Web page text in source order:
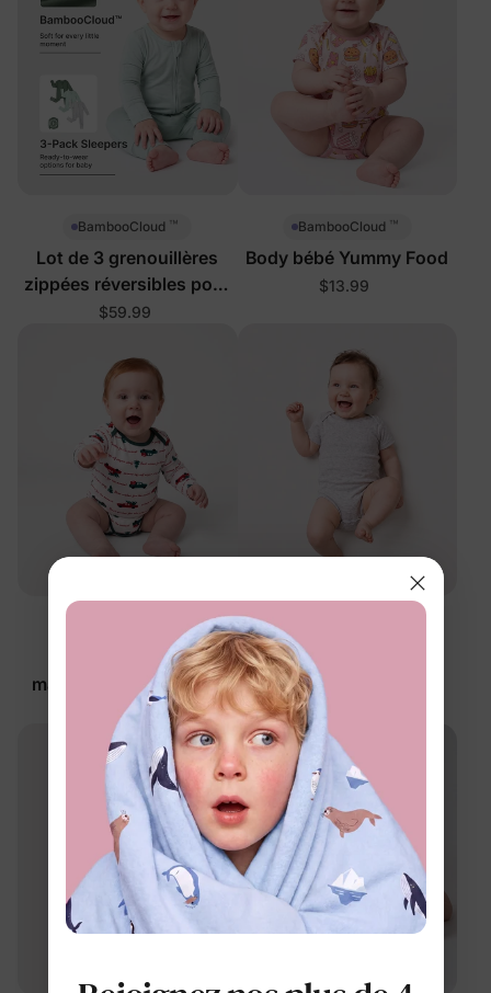
BambooCloud ™
Lot de 3 grenouillères
zippées réversibles pour
bébé
$59.99
BambooCloud ™
Body bébé Yummy Food
$13.99
Lot de 2 bodies à
manches longues Petit
Camion pour bébé
$29.99
Body gris pour bébé
$11.99